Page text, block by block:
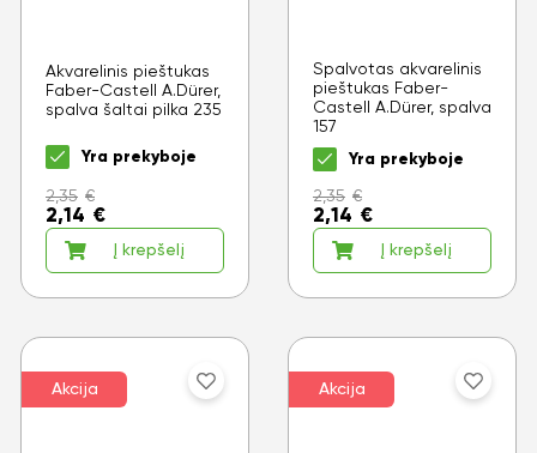
Akvarelinis pieštukas
Faber-Castell A.Dürer,
spalva šaltai pilka 235
Yra prekyboje
2,35 €
2,14 €
Į krepšelį
Spalvotas akvarelinis
pieštukas Faber-
Castell A.Dürer, spalva
157
Yra prekyboje
2,35 €
2,14 €
Į krepšelį
Akcija Akcija